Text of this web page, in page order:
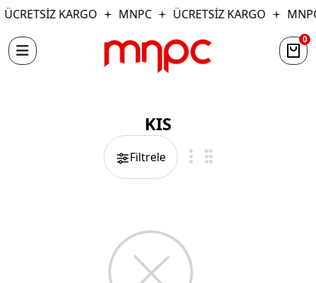
ÜCRETSİZ KARGO MNPC ÜCRETSİZ KARGO
0
KIS
Filtrele